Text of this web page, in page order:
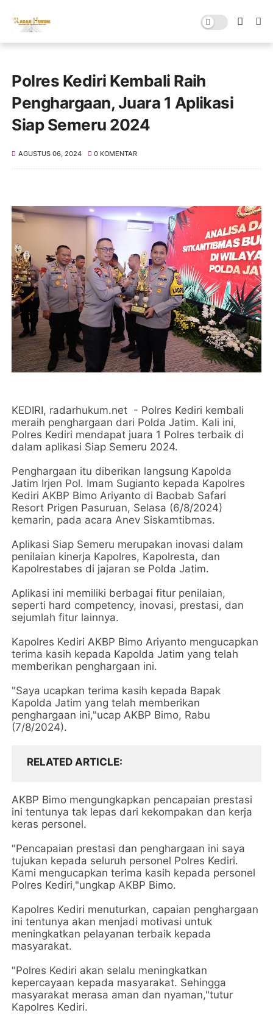
Polres Kediri Kembali Raih
Penghargaan, Juara 1 Aplikasi
Siap Semeru 2024
AGUSTUS 06, 2024 0 KOMENTAR
KEDIRI, radarhukum.net - Polres Kediri kembali
meraih penghargaan dari Polda Jatim. Kali ini,
Polres Kediri mendapat juara 1 Polres terbaik di
dalam aplikasi Siap Semeru 2024.
Penghargaan itu diberikan langsung Kapolda
Jatim Irjen Pol. Imam Sugianto kepada Kapolres
Kediri AKBP Bimo Ariyanto di Baobab Safari
Resort Prigen Pasuruan, Selasa (6/8/2024)
kemarin, pada acara Anev Siskamtibmas.
Aplikasi Siap Semeru merupakan inovasi dalam
penilaian kinerja Kapolres, Kapolresta, dan
Kapolrestabes di jajaran se Polda Jatim.
Aplikasi ini memiliki berbagai fitur penilaian,
seperti hard competency, inovasi, prestasi, dan
sejumlah fitur lainnya.
Kapolres Kediri AKBP Bimo Ariyanto mengucapkan
terima kasih kepada Kapolda Jatim yang telah
memberikan penghargaan ini.
"Saya ucapkan terima kasih kepada Bapak
Kapolda Jatim yang telah memberikan
penghargaan ini,"ucap AKBP Bimo, Rabu
(7/8/2024).
RELATED ARTICLE
AKBP Bimo mengungkapkan pencapaian prestasi
ini tentunya tak lepas dari kekompakan dan kerja
keras personel.
"Pencapaian prestasi dan penghargaan ini saya
tujukan kepada seluruh personel Polres Kediri.
Kami mengucapkan terima kasih kepada personel
Polres Kediri,"ungkap AKBP Bimo.
Kapolres Kediri menuturkan, capaian penghargaan
ini tentunya akan menjadi motivasi untuk
meningkatkan pelayanan terbaik kepada
masyarakat.
"Polres Kediri akan selalu meningkatkan
kepercayaan kepada masyarakat. Sehingga
masyarakat merasa aman dan nyaman,"tutur
Kapolres Kediri.